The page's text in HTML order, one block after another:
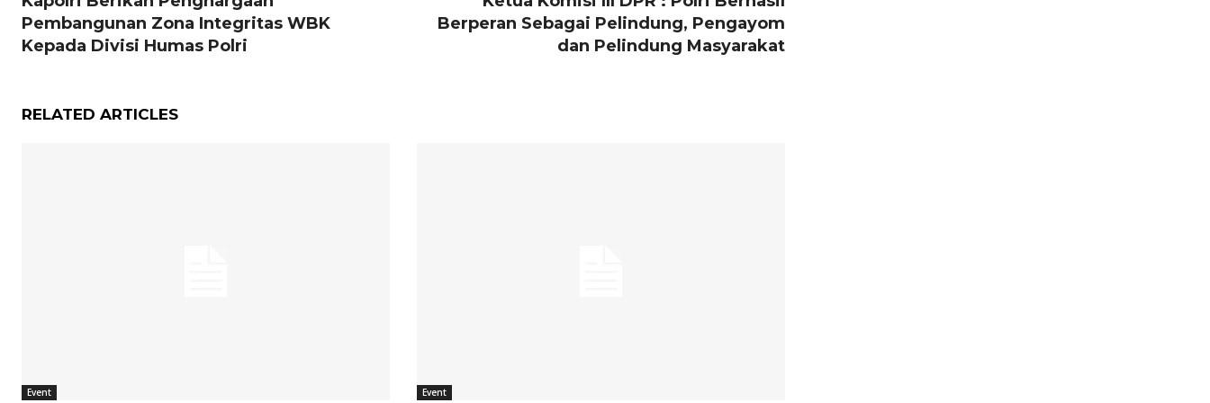
Pembangunan Zona Integritas WBK
Kepada Divisi Humas Polri
Berperan Sebagai Pelindung, Pengayom
dan Pelindung Masyarakat
RELATED ARTICLES
Event Event